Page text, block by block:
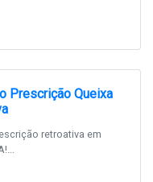
Prescrição Queixa
retroativa em